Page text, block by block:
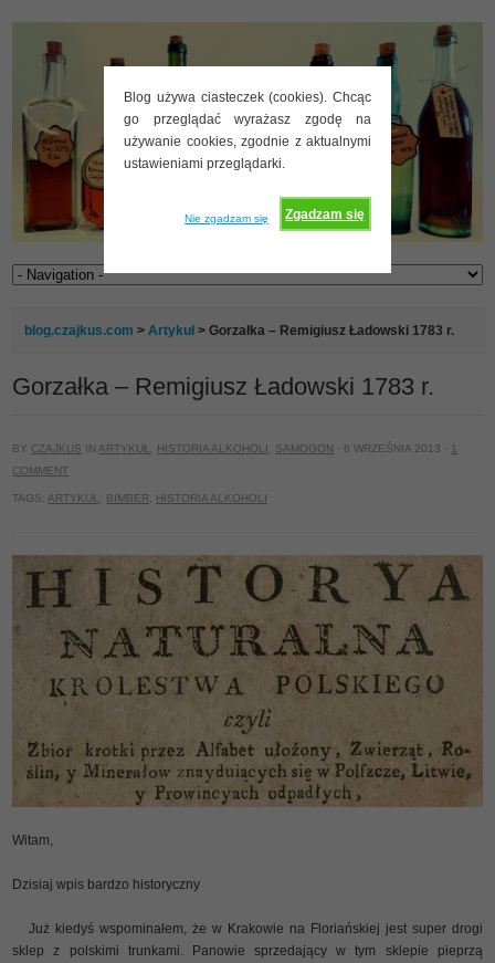
Blog używa ciasteczek (cookies). Chcąc
go przeglądać wyrażasz zgodę na
używanie cookies, zgodnie z aktualnymi
ustawieniami przeglądarki.
Zgadzam się
Nie zgadzam się
blog.czajkus.com > Artykuł > Gorzałka – Remigiusz Ładowski 1783 r.
Gorzałka – Remigiusz Ładowski 1783 r.
BY CZAJKUS IN ARTYKUŁ HISTORIA ALKOHOLI SAMOGON · 6 WRZEŚNIA 2013 · 1
COMMENT
TAGS: ARTYKUŁ BIMBER HISTORIA ALKOHOLI
Witam,
Dzisiaj wpis bardzo historyczny
Już kiedyś wspominałem, że w Krakowie na Floriańskiej jest super drogi
sklep z polskimi trunkami. Panowie sprzedający w tym sklepie pieprzą